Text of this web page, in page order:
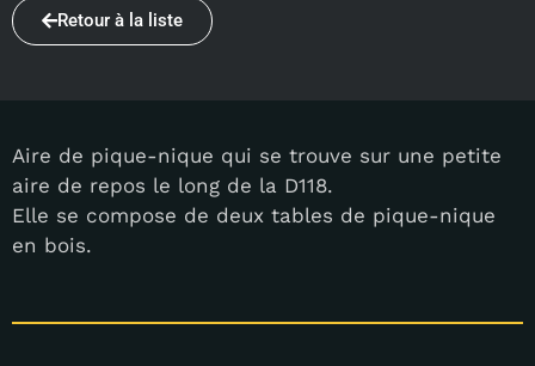
Retour à la liste
Aire de pique-nique qui se trouve sur une petite
aire de repos le long de la D118.
Elle se compose de deux tables de pique-nique
en bois.